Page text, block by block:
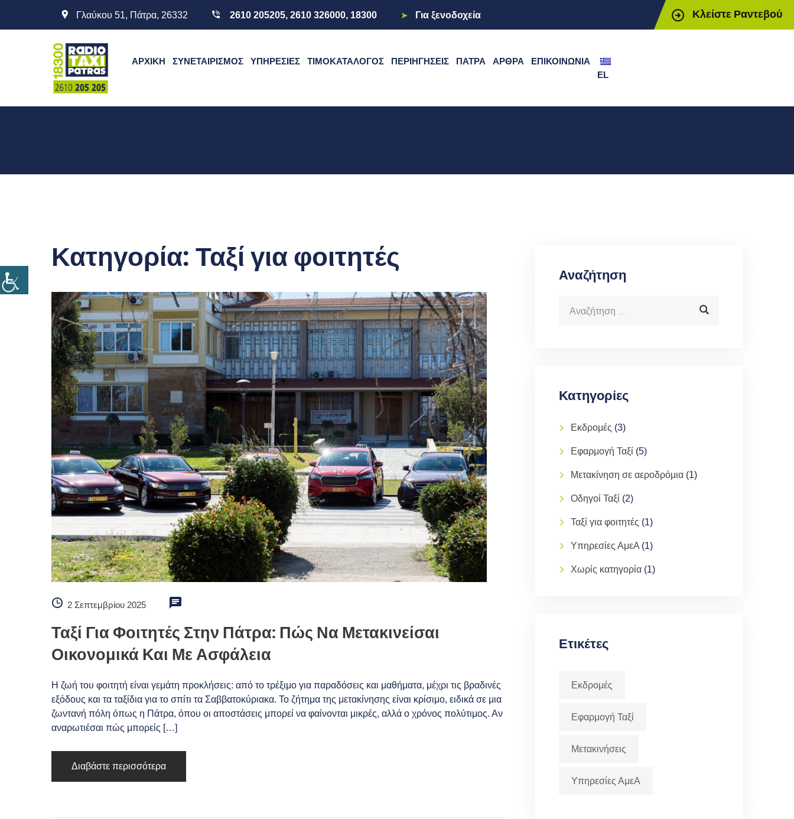
Κλείστε Ραντεβού
Γλαύκου 51, Πάτρα, 26332 2610 205205, 2610 326000, 18300 Για ξενοδοχεία
ΑΡΧΙΚΉ ΣΥΝΕΤΑΙΡΙΣΜΌΣ ΥΠΗΡΕΣΊΕΣ ΤΙΜΟΚΑΤΆΛΟΓΟΣ ΠΕΡΙΗΓΉΣΕΙΣ ΠΆΤΡΑ ΆΡΘΡΑ
ΕΠΙΚΟΙΝΩΝΊΑ
EL
Κατηγορία: Ταξί για φοιτητές
2 Σεπτεμβρίου 2025
Ταξί Για Φοιτητές Στην Πάτρα: Πώς Να Μετακινείσαι
Οικονομικά Και Με Ασφάλεια
Η ζωή του φοιτητή είναι γεμάτη προκλήσεις: από το τρέξιμο για παραδόσεις και μαθήματα, μέχρι τις βραδινές
εξόδους και τα ταξίδια για το σπίτι τα Σαββατοκύριακα. Το ζήτημα της μετακίνησης είναι κρίσιμο, ειδικά σε μια
ζωντανή πόλη όπως η Πάτρα, όπου οι αποστάσεις μπορεί να φαίνονται μικρές, αλλά ο χρόνος πολύτιμος. Αν
αναρωτιέσαι πώς μπορείς […]
Διαβάστε περισσότερα
Αναζήτηση
Κατηγορίες
Εκδρομές (3)
Εφαρμογή Ταξί (5)
Μετακίνηση σε αεροδρόμια (1)
Οδηγοί Ταξί (2)
Ταξί για φοιτητές (1)
Υπηρεσίες ΑμεΑ (1)
Χωρίς κατηγορία (1)
Ετικέτες
Εκδρομές
Εφαρμογή Ταξί
Μετακινήσεις
Υπηρεσίες ΑμεΑ